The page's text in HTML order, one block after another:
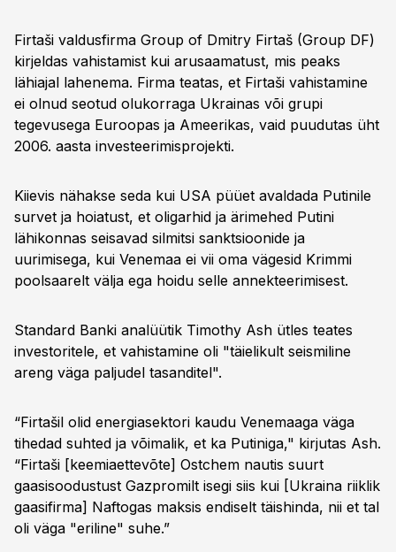
Firtaši valdusfirma Group of Dmitry Firtaš (Group DF)
kirjeldas vahistamist kui arusaamatust, mis peaks
lähiajal lahenema. Firma teatas, et Firtaši vahistamine
ei olnud seotud olukorraga Ukrainas või grupi
tegevusega Euroopas ja Ameerikas, vaid puudutas üht
2006. aasta investeerimisprojekti.
Kiievis nähakse seda kui USA püüet avaldada Putinile
survet ja hoiatust, et oligarhid ja ärimehed Putini
lähikonnas seisavad silmitsi sanktsioonide ja
uurimisega, kui Venemaa ei vii oma vägesid Krimmi
poolsaarelt välja ega hoidu selle annekteerimisest.
Standard Banki analüütik Timothy Ash ütles teates
investoritele, et vahistamine oli "täielikult seismiline
areng väga paljudel tasanditel".
“Firtašil olid energiasektori kaudu Venemaaga väga
tihedad suhted ja võimalik, et ka Putiniga," kirjutas Ash.
“Firtaši [keemiaettevõte] Ostchem nautis suurt
gaasisoodustust Gazpromilt isegi siis kui [Ukraina riiklik
gaasifirma] Naftogas maksis endiselt täishinda, nii et tal
oli väga "eriline" suhe.”